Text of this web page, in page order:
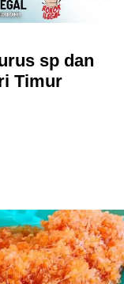
sp dan
Timur